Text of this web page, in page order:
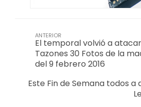
ANTERIOR
El temporal volvió a
Tazones 30 Fotos de la
del 9 febrero 2016
Este Fin de Semana todos a